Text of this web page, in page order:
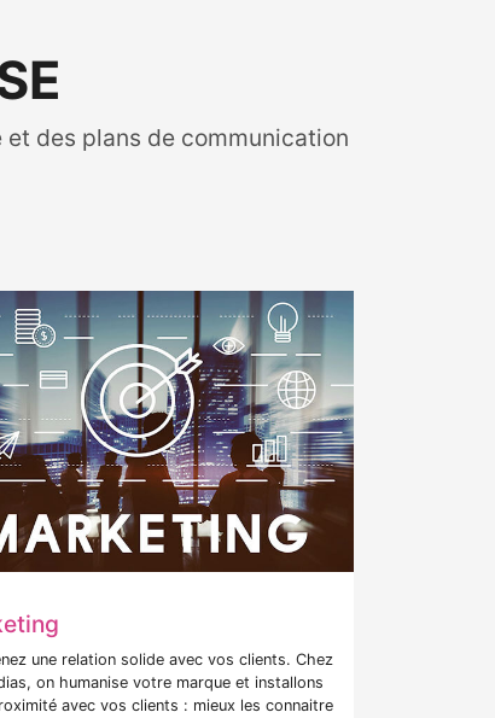
des plans de communication
une relation solide avec vos clients. Chez
on humanise votre marque et installons
avec vos clients : mieux les connaitre